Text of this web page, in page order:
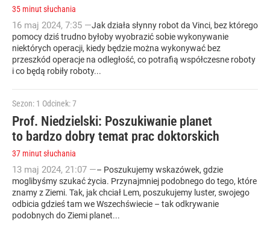
35 minut słuchania
16 maj 2024, 7:35 —Jak działa słynny robot da Vinci, bez którego
pomocy dziś trudno byłoby wyobrazić sobie wykonywanie
niektórych operacji, kiedy będzie można wykonywać bez
przeszkód operacje na odległość, co potrafią współczesne roboty
i co będą robiły roboty...
Sezon: 1 Odcinek: 7
Prof. Niedzielski: Poszukiwanie planet
to bardzo dobry temat prac doktorskich
37 minut słuchania
13 maj 2024, 21:07 —– Poszukujemy wskazówek, gdzie
moglibyśmy szukać życia. Przynajmniej podobnego do tego, które
znamy z Ziemi. Tak, jak chciał Lem, poszukujemy luster, swojego
odbicia gdzieś tam we Wszechświecie – tak odkrywanie
podobnych do Ziemi planet...